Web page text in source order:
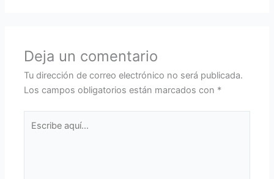
Deja un comentario
Tu dirección de correo electrónico no será publicada.
Los campos obligatorios están marcados con *
aquí...